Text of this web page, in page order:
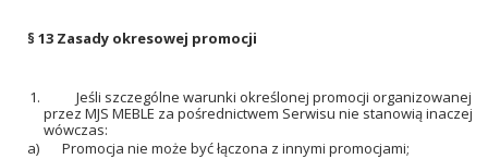
§ 13 Zasady okresowej promocji
Jeśli szczególne warunki określonej promocji organizowanej
przez MJS MEBLE za pośrednictwem Serwisu nie stanowią inaczej
wówczas:
a) Promocja nie może być łączona z innymi promocjami;